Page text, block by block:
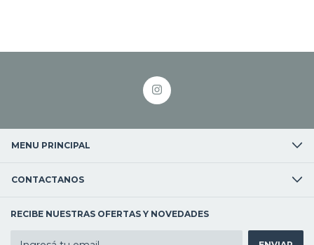
MENU PRINCIPAL
CONTACTANOS
RECIBE NUESTRAS OFERTAS Y NOVEDADES